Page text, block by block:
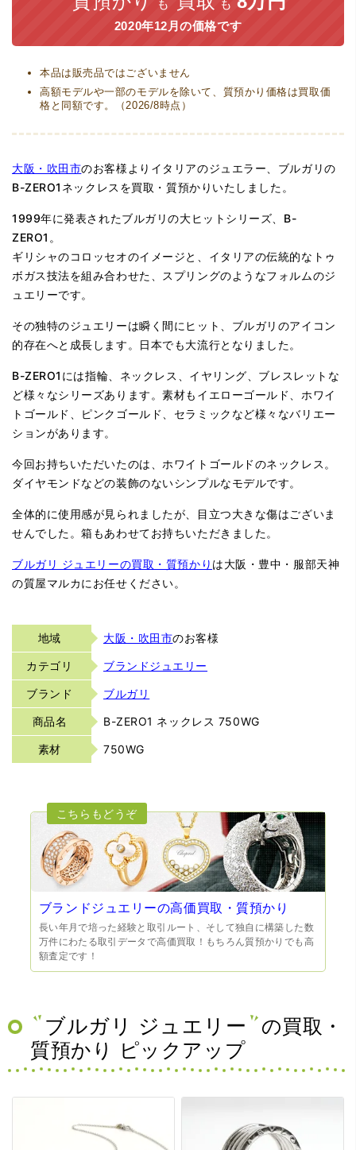
も も
2020年12月の価格です
本品は販売品ではございません
高額モデルや一部のモデルを除いて、質預かり価格は買取価
格と同額です。（2026/8時点）
大阪・吹田市のお客様よりイタリアのジュエラー、ブルガリの
B-ZERO1ネックレスを買取・質預かりいたしました。
1999年に発表されたブルガリの大ヒットシリーズ、B-
ZERO1。
ギリシャのコロッセオのイメージと、イタリアの伝統的なトゥ
ボガス技法を組み合わせた、スプリングのようなフォルムのジ
ュエリーです。
その独特のジュエリーは瞬く間にヒット、ブルガリのアイコン
的存在へと成長します。日本でも大流行となりました。
B-ZERO1には指輪、ネックレス、イヤリング、ブレスレットな
ど様々なシリーズあります。素材もイエローゴールド、ホワイ
トゴールド、ピンクゴールド、セラミックなど様々なバリエー
ションがあります。
今回お持ちいただいたのは、ホワイトゴールドのネックレス。
ダイヤモンドなどの装飾のないシンプルなモデルです。
全体的に使用感が見られましたが、目立つ大きな傷はございま
せんでした。箱もあわせてお持ちいただきました。
ブルガリ ジュエリーの買取・質預かり は大阪・豊中・服部天神
の質屋マルカにお任せください。
地域 大阪・吹田市のお客様
カテゴリ ブランドジュエリー
ブランド ブルガリ
商品名 B-ZERO1 ネックレス 750WG
素材 750WG
ブランドジュエリーの高価買取・質預かり
長い年月で培った経験と取引ルート、そして独自に構築した数
万件にわたる取引データで高価買取！もちろん質預かりでも高
額査定です！
ブルガリ ジュエリー
の買取・
質預かり ピックアップ